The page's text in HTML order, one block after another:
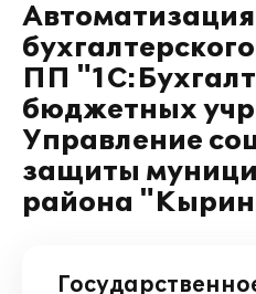
Автоматизация
ПП
бюджетных
Управление
защиты
района